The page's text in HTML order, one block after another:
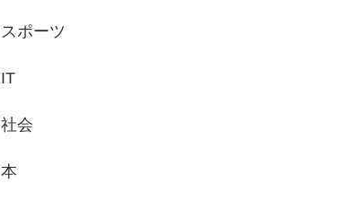
スポーツ
IT
社会
本